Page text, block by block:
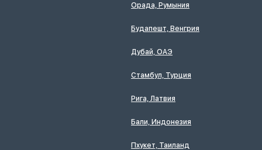
Орада, Румыния
Будапешт, Венгрия
Дубай, ОАЭ
Стамбул, Турция
Рига, Латвия
Бали, Индонезия
Пхукет, Таиланд